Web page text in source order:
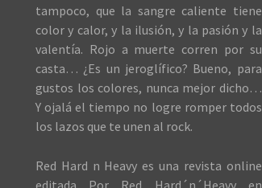
tampoco, que la sangre caliente tiene
color y calor, y la ilusión, y la pasión y la
valentía. Rojo a muerte corren por su
casta… ¿Es un jeroglífico? Bueno, para
gustos los colores, nunca mejor dicho…
Y ojalá el tiempo no logre romper todos
los lazos que te unen al rock.
Red Hard n Heavy es una revista online
editada Por Red Hard´n´Heavy en